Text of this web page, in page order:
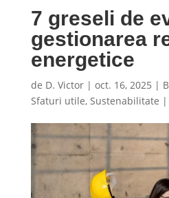
7 greseli de
gestionarea
energetice
de D. Victor| oct. 16, 2025 |
Sfaturi utile, Sustenabilitate |